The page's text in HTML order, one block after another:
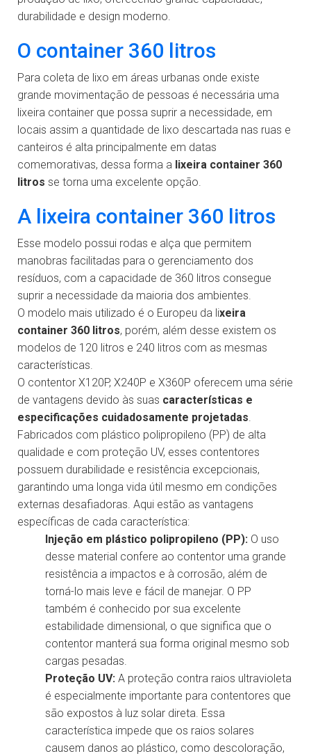
durabilidade e design moderno.
O container 360 litros
Para coleta de lixo em áreas urbanas onde existe
grande movimentação de pessoas é necessária uma
lixeira container que possa suprir a necessidade, em
locais assim a quantidade de lixo descartada nas ruas e
canteiros é alta principalmente em datas
comemorativas, dessa forma a lixeira container 360
litros se torna uma excelente opção.
A lixeira container 360 litros
Esse modelo possui rodas e alça que permitem
manobras facilitadas para o gerenciamento dos
resíduos, com a capacidade de 360 litros consegue
suprir a necessidade da maioria dos ambientes.
O modelo mais utilizado é o Europeu da lixeira
container 360 litros, porém, além desse existem os
modelos de 120 litros e 240 litros com as mesmas
características.
O contentor X120P, X240P e X360P oferecem uma série
de vantagens devido às suas características e
especificações cuidadosamente projetadas.
Fabricados com plástico polipropileno (PP) de alta
qualidade e com proteção UV, esses contentores
possuem durabilidade e resistência excepcionais,
garantindo uma longa vida útil mesmo em condições
externas desafiadoras. Aqui estão as vantagens
específicas de cada característica:
Injeção em plástico polipropileno (PP): O uso
desse material confere ao contentor uma grande
resistência a impactos e à corrosão, além de
torná-lo mais leve e fácil de manejar. O PP
também é conhecido por sua excelente
estabilidade dimensional, o que significa que o
contentor manterá sua forma original mesmo sob
cargas pesadas.
Proteção UV: A proteção contra raios ultravioleta
é especialmente importante para contentores que
são expostos à luz solar direta. Essa
característica impede que os raios solares
causem danos ao plástico, como descoloração,